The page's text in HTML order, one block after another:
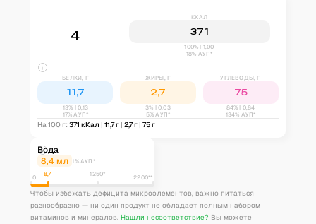
4
ККАЛ
371
100% | 1,00
18% АУП*
БЕЛКИ, Г
11,7
13% |0,13
17% АУП*
ЖИРЫ, Г
2,7
3% |0,03
5% АУП*
УГЛЕВОДЫ, Г
75
84% | 0,84
134% АУП*
На 100 г: 371 кКал | 11,7г | 2,7г | 75г
Вода
8,4 мл 1% АУП*
0 8,4 1250* 2200**
Чтобы избежать дефицита микроэлементов, важно питаться
разнообразно — ни один продукт не обладает полным набором
витаминов и минералов. Нашли несоответствие? Вы можете